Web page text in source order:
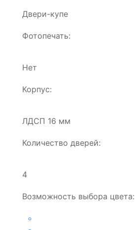
Двери-купе
Фотопечать:
Нет
Корпус:
ЛДСП 16 мм
Количество дверей:
4
Возможность выбора цвета: